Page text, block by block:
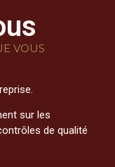
VOUS
sur les
de qualité